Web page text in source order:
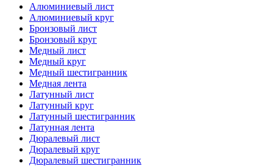
Алюминиевый лист
Алюминиевый круг
Бронзовый лист
Бронзовый круг
Медный лист
Медный круг
Медный шестигранник
Медная лента
Латунный лист
Латунный круг
Латунный шестигранник
Латунная лента
Дюралевый лист
Дюралевый круг
Дюралевый шестигранник